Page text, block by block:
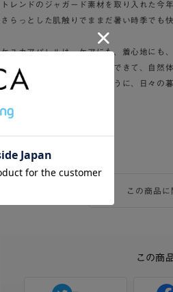
トレンドのジャガード素材を取り入れた今
さらっとした肌触りでままだ暑い時季でも
ケユカアパレルは、ケアにも、着心地にも
着るだけで気持ちをリセットできて、自然
明日も心地良いものになるように、日々の
この商品
この商